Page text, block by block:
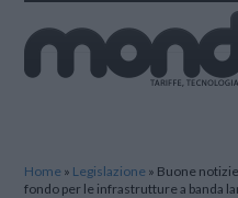
Home » Legislazione » Buone
fondo per le infrastrutture a banda